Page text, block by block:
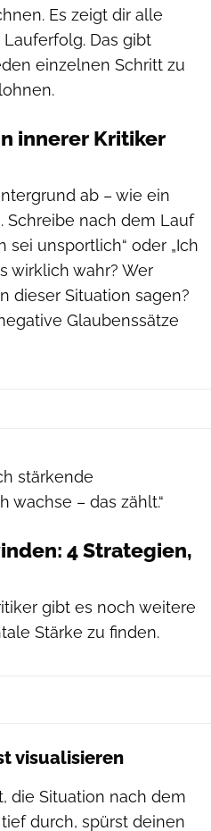
Es zeigt dir alle
Das gibt
einzelnen Schritt zu
innerer Kritiker
ab – wie ein
Schreibe nach dem Lauf
sei unsportlich“ oder „Ich
wirklich wahr? Wer
dieser Situation sagen?
Glaubenssätze
stärkende
wachse – das zählt.“
4 Strategien,
gibt es noch weitere
Stärke zu finden.
visualisieren
die Situation nach dem
durch, spürst deinen